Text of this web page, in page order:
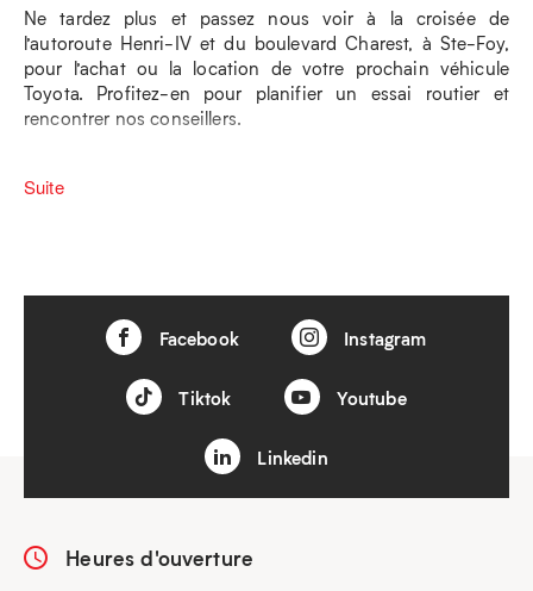
Ne tardez plus et passez nous voir à la croisée de
l’autoroute Henri-IV et du boulevard Charest, à Ste-Foy,
pour l’achat ou la location de votre prochain véhicule
Toyota. Profitez-en pour planifier un essai routier et
rencontrer nos conseillers.
Suite
Facebook Instagram
Tiktok Youtube
Linkedin
Heures d'ouverture